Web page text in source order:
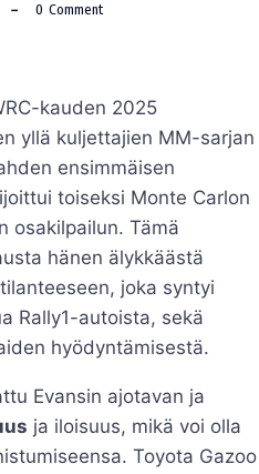
0 Comment
kauden 2025
yllä kuljettajien MM-sarjan
ensimmäisen
toiseksi Monte Carlon
osakilpailun. Tämä
hänen älykkäästä
joka syntyi
Rally1-autoista, sekä
hyödyntämisestä.
Evansin ajotavan ja
ja iloisuus, mikä voi olla
Toyota Gazoo